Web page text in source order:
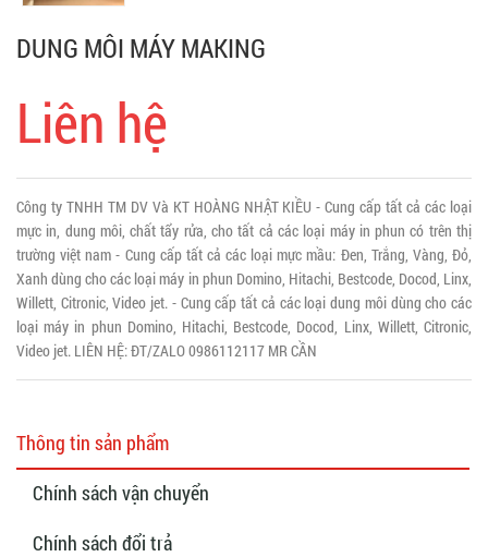
DUNG MÔI MÁY MAKING
Liên hệ
Công ty TNHH TM DV Và KT HOÀNG NHẬT KIỀU - Cung cấp tất cả các loại
mực in, dung môi, chất tẩy rửa, cho tất cả các loại máy in phun có trên thị
trường việt nam - Cung cấp tất cả các loại mực mầu: Đen, Trắng, Vàng, Đỏ,
Xanh dùng cho các loại máy in phun Domino, Hitachi, Bestcode, Docod, Linx,
Willett, Citronic, Video jet. - Cung cấp tất cả các loại dung môi dùng cho các
loại máy in phun Domino, Hitachi, Bestcode, Docod, Linx, Willett, Citronic,
Video jet. LIÊN HỆ: ĐT/ZALO 0986112117 MR CẦN
Thông tin sản phẩm
Chính sách vận chuyển
Chính sách đổi trả